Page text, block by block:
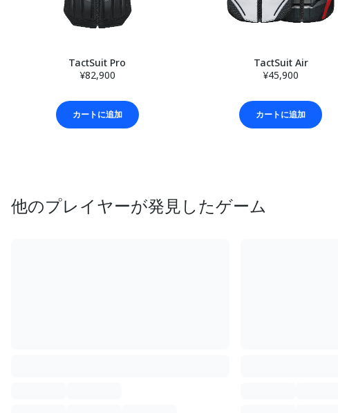
TactSuit Pro
¥82,900
カートに追加
TactSuit Air
¥45,900
カートに追加
他のプレイヤーが発見したゲーム